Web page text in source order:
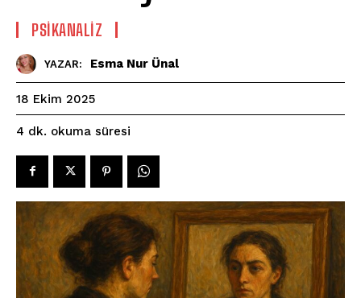
PSIKANALIZ
YAZAR: Esma Nur Ünal
18 Ekim 2025
4 dk. okuma süresi